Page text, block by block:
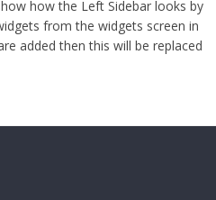
how the Left Sidebar looks by
from the widgets screen in
added then this will be replaced